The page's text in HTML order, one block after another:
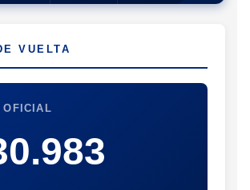
VUELTA
OFICIAL